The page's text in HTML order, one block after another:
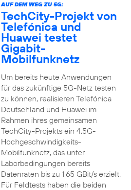
AUF DEM WEG ZU 5G:
TechCity-Projekt von
Telefónica und
Huawei testet
Gigabit-
Mobilfunknetz
Um bereits heute Anwendungen
für das zukünftige 5G-Netz testen
zu können, realisieren Telefónica
Deutschland und Huawei im
Rahmen ihres gemeinsamen
TechCity-Projekts ein 4,5G-
Hochgeschwindigkeits-
Mobilfunknetz, das unter
Laborbedingungen bereits
Datenraten bis zu 1,65 GBit/s erzielt.
Für Feldtests haben die beiden